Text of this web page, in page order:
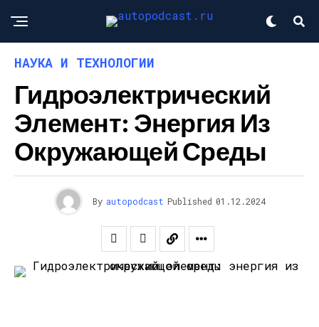
НАУКА И ТЕХНОЛОГИИ
Гидроэлектрический
Элемент: Энергия Из
Окружающей Среды
By autopodcast Published 01.12.2024